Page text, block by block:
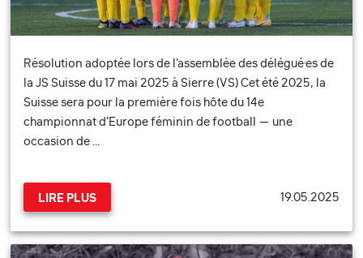
Résolution adoptée lors de l'assemblée des délégué·es de
la JS Suisse du 17 mai 2025 à Sierre (VS) Cet été 2025, la
Suisse sera pour la première fois hôte du 14e
championnat d’Europe féminin de football — une
occasion de …
LIRE PLUS 19.05.2025